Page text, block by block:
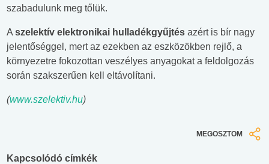
szabadulunk meg tőlük.
A szelektív elektronikai hulladékgyűjtés azért is bír nagy
jelentőséggel, mert az ezekben az eszközökben rejlő, a
környezetre fokozottan veszélyes anyagokat a feldolgozás
során szakszerűen kell eltávolítani.
(www.szelektiv.hu)
MEGOSZTOM
Kapcsolódó címkék